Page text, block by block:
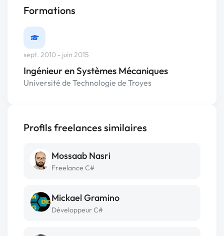
Formations
sept. 2010 - juin 2015
Ingénieur en Systèmes Mécaniques
Université de Technologie de Troyes
Profils freelances similaires
Mossaab Nasri
Freelance C#
Mickael Gramino
Développeur C#